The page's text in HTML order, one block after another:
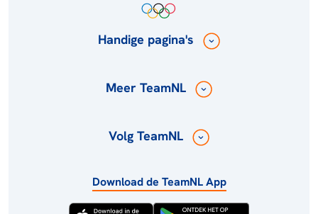
Handige pagina's
Meer TeamNL
Volg TeamNL
Download de TeamNL App